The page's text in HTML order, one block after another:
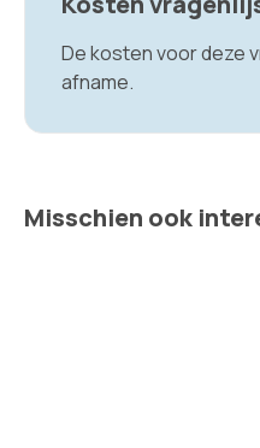
De kosten voor deze
afname.
Misschien ook